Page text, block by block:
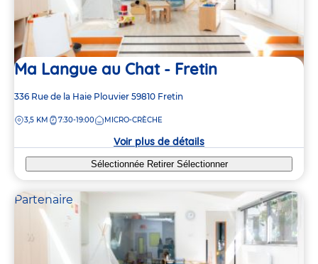
Ma Langue au Chat - Fretin
Adresse
la
336 Rue de la Haie Plouvier 59810 Fretin
DISTANCE
3,5 KM 7:30-19:00 MICRO-CRÈCHE
Voir plus de détails
Sélectionnée Retirer Sélectionner
Partenaire
3
5
3
5